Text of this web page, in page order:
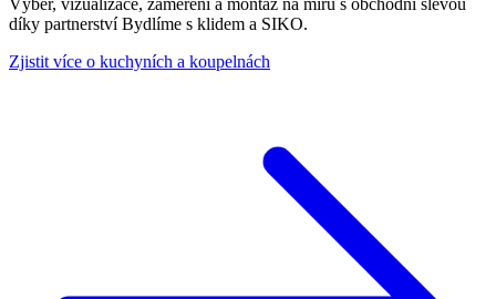
díky partnerství Bydlíme s klidem a SIKO.
Zjistit více o kuchyních a koupelnách